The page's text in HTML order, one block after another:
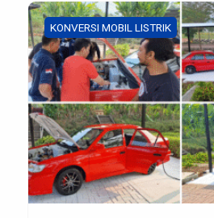
KONVERSI MOBIL LISTRIK